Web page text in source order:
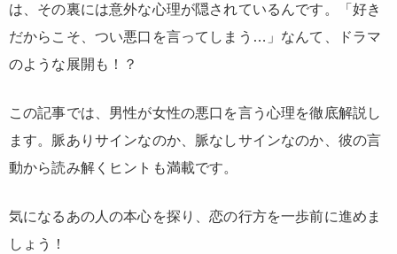
は、その裏には意外な心理が隠されているんです。「好き
だからこそ、つい悪口を言ってしまう…」なんて、ドラマ
のような展開も！？
この記事では、男性が女性の悪口を言う心理を徹底解説し
ます。脈ありサインなのか、脈なしサインなのか、彼の言
動から読み解くヒントも満載です。
気になるあの人の本心を探り、恋の行方を一歩前に進めま
しょう！